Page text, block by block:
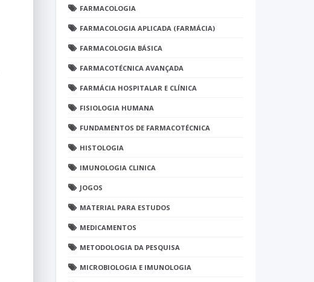
FARMACOLOGIA
FARMACOLOGIA APLICADA (FARMÁCIA)
FARMACOLOGIA BÁSICA
FARMACOTÉCNICA AVANÇADA
FARMÁCIA HOSPITALAR E CLÍNICA
FISIOLOGIA HUMANA
FUNDAMENTOS DE FARMACOTÉCNICA
HISTOLOGIA
IMUNOLOGIA CLINICA
JOGOS
MATERIAL PARA ESTUDOS
MEDICAMENTOS
METODOLOGIA DA PESQUISA
MICROBIOLOGIA E IMUNOLOGIA